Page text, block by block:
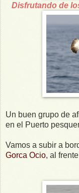
Disfrutando de
Un buen grupo de
en el Puerto
Vamos a subir a
Gorca Ocio, al frente